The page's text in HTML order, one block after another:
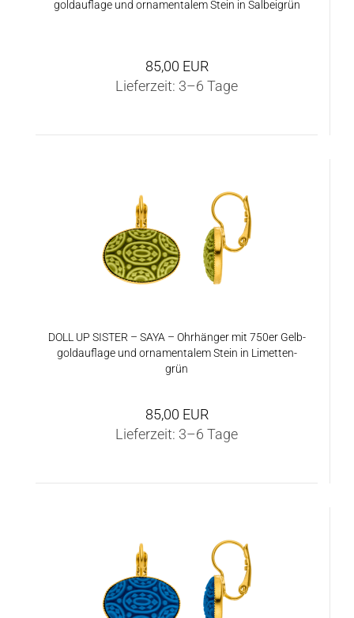
gold­auf­la­ge und or­na­men­ta­lem Stein in Sal­bei­grün
85,00 EUR
Lieferzeit: 3–6 Tage
DOLL UP SIS­TER – SAYA – Ohr­hän­ger mit 750er Gelb­
gold­auf­la­ge und or­na­men­ta­lem Stein in Li­met­ten­
grün
85,00 EUR
Lieferzeit: 3–6 Tage